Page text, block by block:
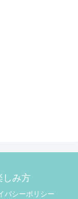
しみ方
バシーポリシー